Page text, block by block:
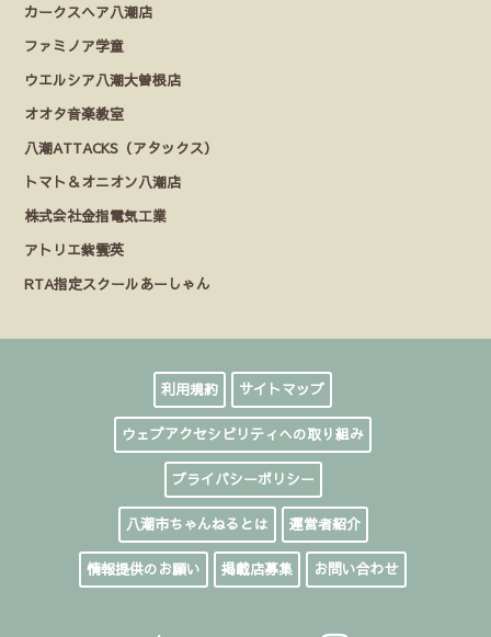
カークスヘア八潮店
ファミノア学童
ウエルシア八潮大曽根店
オオタ音楽教室
八潮ATTACKS（アタックス）
トマト＆オニオン八潮店
株式会社金指電気工業
アトリエ紫雲英
RTA指定スクールあーしゃん
利用規約 サイトマップ
ウェブアクセシビリティへの取り組み
プライバシーポリシー
八潮市ちゃんねるとは 運営者紹介
情報提供のお願い 掲載店募集 お問い合わせ